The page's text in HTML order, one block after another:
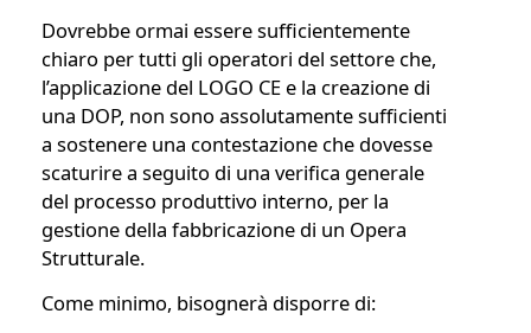
Dovrebbe ormai essere sufficientemente
chiaro per tutti gli operatori del settore che,
l’applicazione del LOGO CE e la creazione di
una DOP, non sono assolutamente sufficienti
a sostenere una contestazione che dovesse
scaturire a seguito di una verifica generale
del processo produttivo interno, per la
gestione della fabbricazione di un Opera
Strutturale.
Come minimo, bisognerà disporre di: